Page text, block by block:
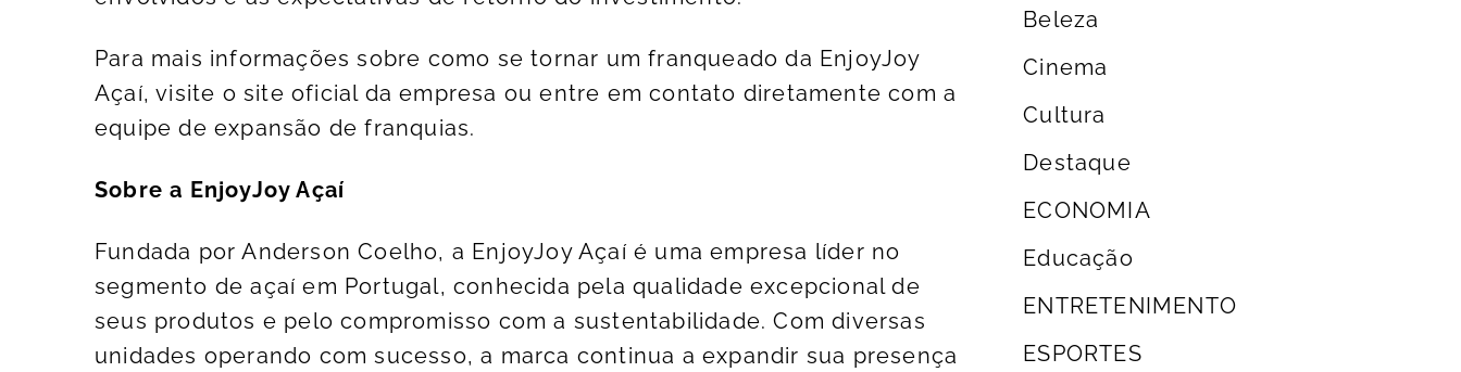
Para mais informações sobre como se tornar um franqueado da EnjoyJoy
Açaí, visite o site oficial da empresa ou entre em contato diretamente com a
equipe de expansão de franquias.
Sobre a EnjoyJoy Açaí
Fundada por Anderson Coelho, a EnjoyJoy Açaí é uma empresa líder no
segmento de açaí em Portugal, conhecida pela qualidade excepcional de
seus produtos e pelo compromisso com a sustentabilidade. Com diversas
unidades operando com sucesso, a marca continua a expandir sua presença
Beleza
Cinema
Cultura
Destaque
ECONOMIA
Educação
ENTRETENIMENTO
ESPORTES